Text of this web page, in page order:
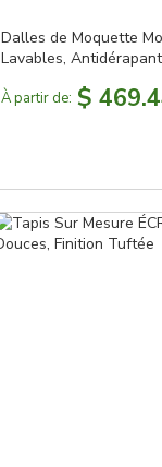
Dalles de Moquette
Lavables,
À partir de: $